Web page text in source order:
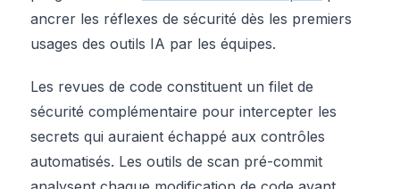
ancrer les réflexes de sécurité dès les premiers
usages des outils IA par les équipes.
Les revues de code constituent un filet de
sécurité complémentaire pour intercepter les
secrets qui auraient échappé aux contrôles
automatisés. Les outils de scan pré-commit